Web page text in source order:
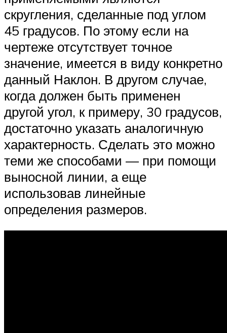
скругления, сделанные под углом
45 градусов. По этому если на
чертеже отсутствует точное
значение, имеется в виду конкретно
данный Наклон. В другом случае,
когда должен быть применен
другой угол, к примеру, 30 градусов,
достаточно указать аналогичную
характерность. Сделать это можно
теми же способами — при помощи
выносной линии, а еще
использовав линейные
определения размеров.